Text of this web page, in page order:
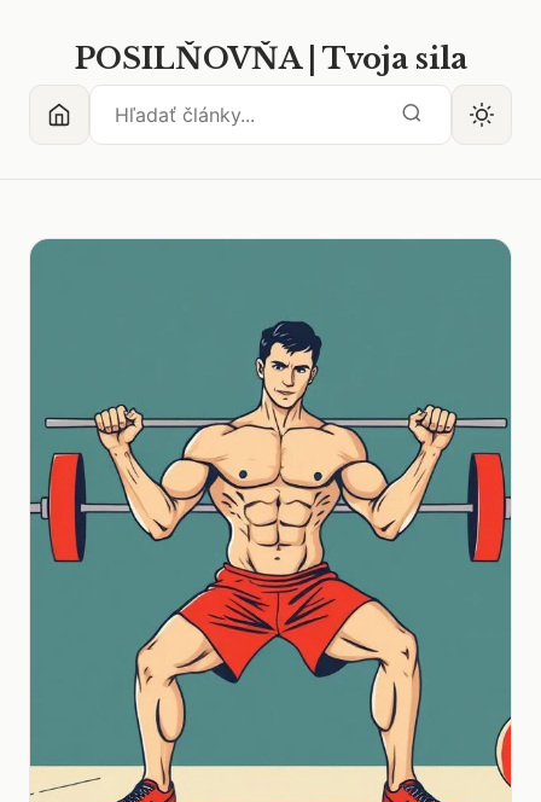
POSILŇOVŇA | Tvoja sila